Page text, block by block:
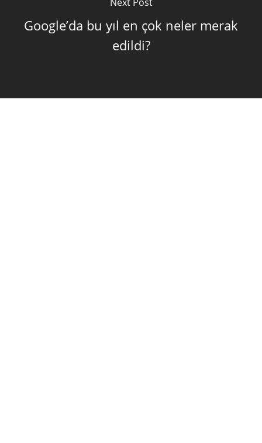
Google’da bu yıl en çok neler merak
edildi?